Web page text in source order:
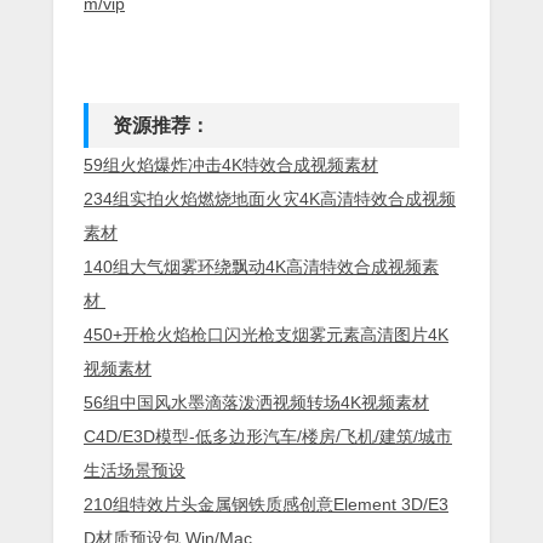
资源推荐：
59组火焰爆炸冲击4K特效合成视频素材
234组实拍火焰燃烧地面火灾4K高清特效合成视频
素材
140组大气烟雾环绕飘动4K高清特效合成视频素
材
450+开枪火焰枪口闪光枪支烟雾元素高清图片4K
视频素材
56组中国风水墨滴落泼洒视频转场4K视频素材
C4D/E3D模型-低多边形汽车/楼房/飞机/建筑/城市
生活场景预设
210组特效片头金属钢铁质感创意Element 3D/E3
D材质预设包 Win/Mac